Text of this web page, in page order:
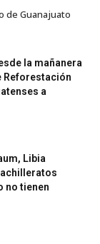
de Guanajuato
la mañanera
Reforestación
a
Libia
no tienen